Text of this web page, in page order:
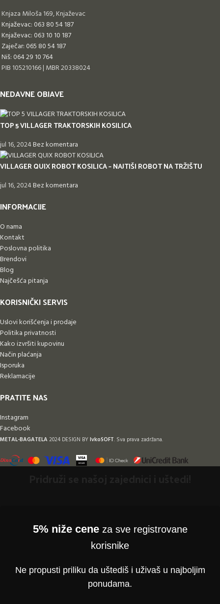
Knjaza Miloša 169, Knjaževac
Knjaževac: 063 80 54 187
Knjaževac: 063 10 10 187
Zaječar: 065 80 54 187
Niš: 064 29 10 764
PIB 105210166 | MBR 20338024
NEDAVNE OBJAVE
TOP 5 VILLAGER TRAKTORSKIH KOSILICA
jul 16, 2024Bez komentara
VILLAGER QUIX ROBOT KOSILICA – NAJTIŠI ROBOT NA TRŽIŠTU
jul 16, 2024Bez komentara
INFORMACIJE
O nama
Kontakt
Poslovna politika
Brendovi
Blog
Najčešća pitanja
KORISNIČKI SERVIS
Uslovi korišćenja i prodaje
Politika privatnosti
Kako izvršiti kupovinu
Način plaćanja
Isporuka
Reklamacije
PRATITE NAS
Instagram
Facebook
METAL-BAGATELA 2024 DESIGN BYIvkoSOFT. Sva prava zadržana.
5% niže ceneza sve registrovane
korisnike
Ne propusti priliku da uštediš i uživaš u najboljim
ponudama.